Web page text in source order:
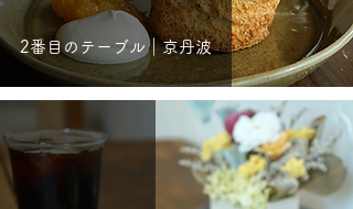
2番目のテーブル｜京丹波